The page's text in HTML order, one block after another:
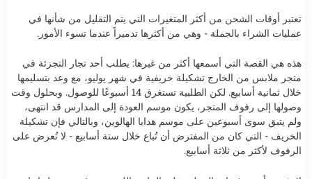
تعتبر أوقات الشحن من أكثر المتغيرات التي يتم التقليل من شأنها في
عمليات الشراء بالجملة - وهي من أكثرها تدميراً عندما تسوء الأمور.
هذه هي القصة التي أسمعها أكثر من غيرها: يطلب أحد تجار التجزئة في
متجر ملابس من الخارج تشكيلة خريفية في شهر يوليو، مع وعد بتسليمها
خلال ثمانية أسابيع. لكن الطلبية تستغرق 14 أسبوعًا للوصول. وبحلول وقت
وصولها إلى رفوف المتجر، يكون موسم العودة إلى المدارس قد انتهى،
ولم يتبق سوى أسبوعين على موسم هدايا الهالوين، وبالتالي فإن تشكيلة
الخريف - التي كان من المفترض أن تُباع خلال ستة أسابيع - لا تُعرض على
الرفوف لأكثر من ثلاثة أسابيع.